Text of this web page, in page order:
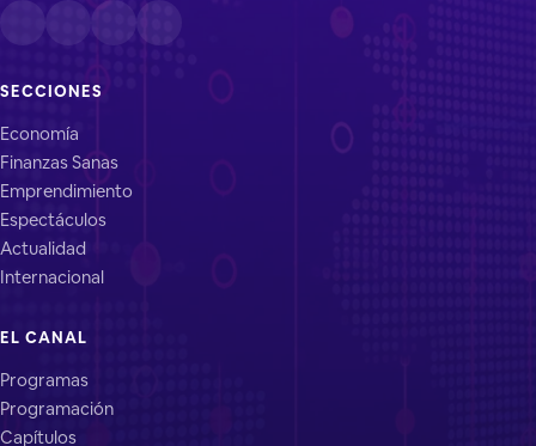
SECCIONES
Economía
Finanzas Sanas
Emprendimiento
Espectáculos
Actualidad
Internacional
EL CANAL
Programas
Programación
Capítulos